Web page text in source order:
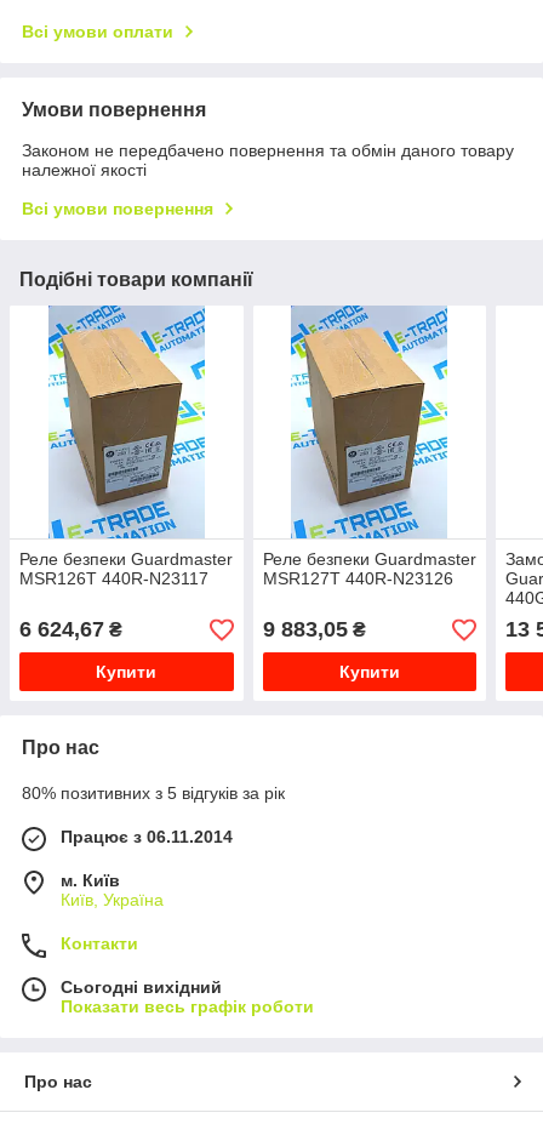
Всі умови оплати
Умови повернення
Законом не передбачено повернення та обмін даного товару
належної якості
Всі умови повернення
Подібні товари компанії
Реле безпеки Guardmaster
MSR126T 440R-N23117
6 624,67 ₴
Купити
Реле безпеки Guardmaster
MSR127T 440R-N23126
9 883,05₴
Купити
13
Про нас
80% позитивних з 5 відгуків за рік
Працює з 06.11.2014
м. Київ
Київ, Україна
Контакти
Сьогодні вихідний
Показати весь графік роботи
Про нас